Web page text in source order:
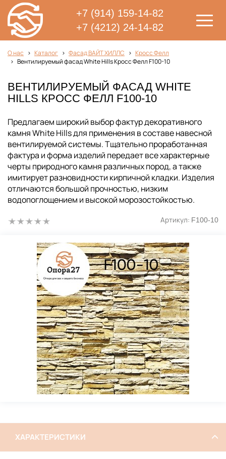
+7 (914) 159-14-82
+7 (4212) 24-14-82
О нас Каталог Фасад ВАЙТ ХИЛЛС
Кросс Фелл
Вентилируемый фасад White Hills Кросс Фелл F100-10
ВЕНТИЛИРУЕМЫЙ ФАСАД WHITE
HILLS КРОСС ФЕЛЛ F100-10
Предлагаем широкий выбор фактур декоративного
камня White Hills для применения в составе навесной
вентилируемой системы. Тщательно проработанная
фактура и форма изделий передает все характерные
черты природного камня различных пород, а также
имитирует разновидности кирпичной кладки. Изделия
отличаются большой прочностью, низким
водопоглощением и высокой морозостойкостью.
Артикул: F100-10
ХАРАКТЕРИСТИКИ